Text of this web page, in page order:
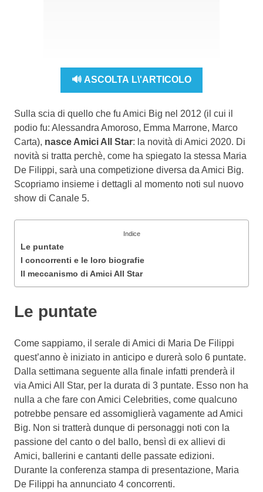
🔊 ASCOLTA L\'ARTICOLO
Sulla scia di quello che fu Amici Big nel 2012 (il cui il
podio fu: Alessandra Amoroso, Emma Marrone, Marco
Carta), nasce Amici All Star: la novità di Amici 2020. Di
novità si tratta perchè, come ha spiegato la stessa Maria
De Filippi, sarà una competizione diversa da Amici Big.
Scopriamo insieme i dettagli al momento noti sul nuovo
show di Canale 5.
Indice
Le puntate
I concorrenti e le loro biografie
Il meccanismo di Amici All Star
Le puntate
Come sappiamo, il serale di Amici di Maria De Filippi
quest’anno è iniziato in anticipo e durerà solo 6 puntate.
Dalla settimana seguente alla finale infatti prenderà il
via Amici All Star, per la durata di 3 puntate. Esso non ha
nulla a che fare con Amici Celebrities, come qualcuno
potrebbe pensare ed assomiglierà vagamente ad Amici
Big. Non si tratterà dunque di personaggi noti con la
passione del canto o del ballo, bensì di ex allievi di
Amici, ballerini e cantanti delle passate edizioni.
Durante la conferenza stampa di presentazione, Maria
De Filippi ha annunciato 4 concorrenti.